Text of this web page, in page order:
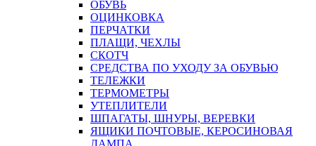
ОБУВЬ
ОЦИНКОВКА
ПЕРЧАТКИ
ПЛАЩИ, ЧЕХЛЫ
СКОТЧ
СРЕДСТВА ПО УХОДУ ЗА ОБУВЬЮ
ТЕЛЕЖКИ
ТЕРМОМЕТРЫ
УТЕПЛИТЕЛИ
ШПАГАТЫ, ШНУРЫ, ВЕРЕВКИ
ЯЩИКИ ПОЧТОВЫЕ, КЕРОСИНОВАЯ
ЛАМПА